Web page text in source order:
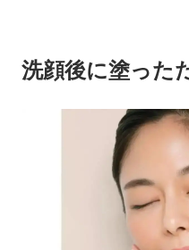
洗顔後に塗った